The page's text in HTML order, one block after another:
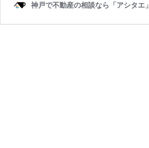
神戸で不動産の相談なら「アシタエ」